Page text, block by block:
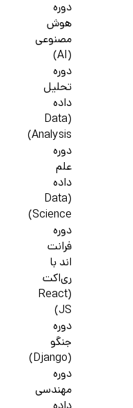
دوره
هوش
مصنوعی
(AI)
دوره
تحلیل
داده
(Data
Analysis)
دوره
علم
داده
(Data
Science)
دوره
فرانت
اند با
ری‌اکت
(React
JS)
دوره
جنگو
(Django)
دوره
مهندسی